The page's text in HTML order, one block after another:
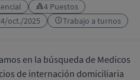
4 Puestos
oct./2025 Trabajo a turnos
en la búsqueda de Medicos
de internación domiciliaria